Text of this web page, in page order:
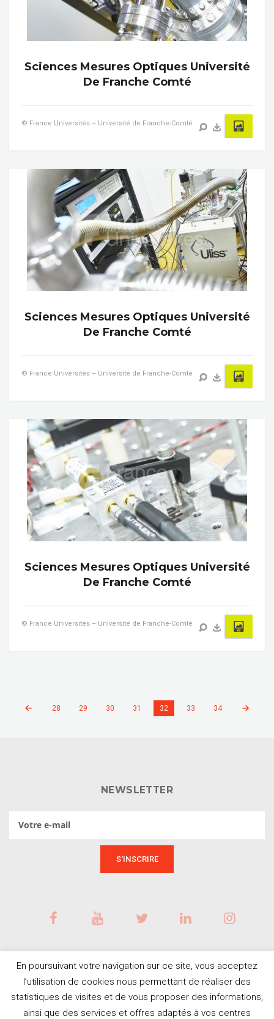
Sciences Mesures Optiques Université
De Franche Comté
© France Universités – Université de Franche-Comté
Sciences Mesures Optiques Université
De Franche Comté
© France Universités – Université de Franche-Comté
Sciences Mesures Optiques Université
De Franche Comté
© France Universités – Université de Franche-Comté
28 29 30 31 32 33 34
NEWSLETTER
BESOIN D'AIDE ?
En poursuivant votre navigation sur ce site, vous acceptez
l’utilisation de cookies nous permettant de réaliser des
statistiques de visites et de vous proposer des informations,
ainsi que des services et offres adaptés à vos centres